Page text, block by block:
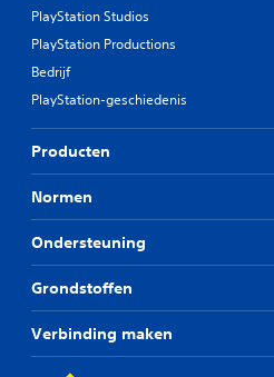
PlayStation Studios
PlayStation Productions
Bedrijf
PlayStation-geschiedenis
Producten
Normen
Ondersteuning
Grondstoffen
Verbinding maken